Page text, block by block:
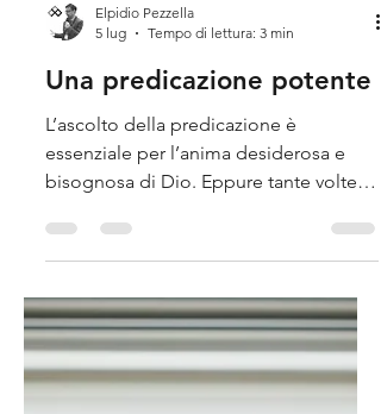
Elpidio Pezzella
Tempo di lettura: 3 min
Una predicazione potente
L’ascolto della predicazione è
essenziale per l’anima desiderosa e
ascoltiamo un messaggio che lascia
nulla. Com'è possibile?